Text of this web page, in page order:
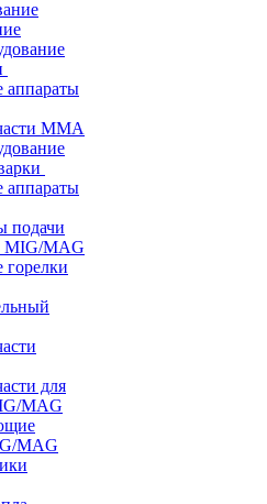
аппараты
MMA
аппараты
подачи
MIG/MAG
для
MAG
MAG